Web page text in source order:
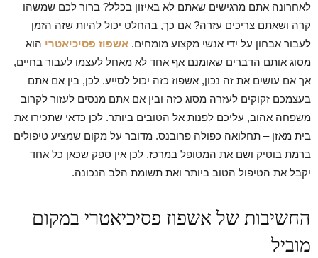
לאחרונה אתם מרגישים שאתם לא באיזון בכלל? ברור לכם שמשהו
קרה ושאתם צריכים עזרה? אם כך, בהחלט יכול להיות שזה הזמן
לעבור אבחון על ידי אנשי מקצוע מומחים. אשפוז פסיכיאטרי הוא
מסוג אותם הדברים שאומנם אף אחד לא מאחל לעצמו לעבור בחיים,
אך אם עושים את זה נכון, אשפוז כזה יכול לסייע. לכן, בין אם אתם
בעצמכם זקוקים לעזרה מסוג כזה ובין אם אתם מנסים לעזור לקרוב
משפחה אהוב, עליכם לפנות אל הטובים ביותר. לכן כדאי שתכירו את
בית מאזן – תחלואה כפולה פרובנס. מדובר על מקום שמציע טיפולים
ברמת בוטיק ושם את המטופל במרכז. לכן אין ספק שכאן כל אחד
יקבל את הטיפול הטוב ביותר ואת תשומת הלב הנכונה.
החשיבות של אשפוז פסיכיאטרי במקום
מוביל